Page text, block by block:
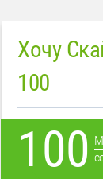
Хочу
100
100